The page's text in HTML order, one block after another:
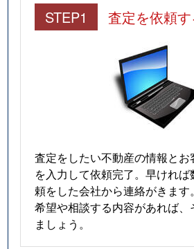
STEP1 査定を依頼す
査定をしたい不動産の情報と
を入力して依頼完了。早けれ
頼をした会社から連絡がきます。
希望や相談する内容があれば、
ましょう。